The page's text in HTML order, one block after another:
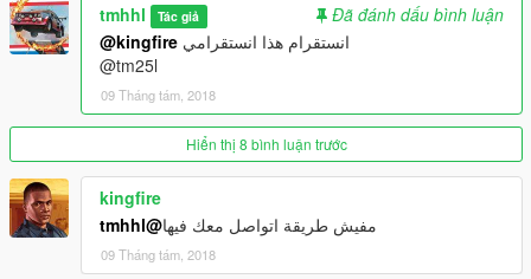
tmhhl Tác giả
Đã đánh dấu bình luận
@kingfire انستقرام هذا انستقرامي
@tm25l
09 Tháng tám, 2018
Hiển thị 8 bình luận trước
kingfire
مفيش طريقة اتواصل معك فيها@tmhhl
09 Tháng tám, 2018